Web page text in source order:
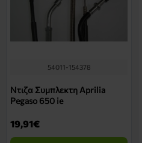
54011-154378
Ντιζα Συμπλεκτη Aprilia
Pegaso 650 ie
19,91€